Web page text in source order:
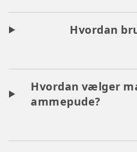
Hvordan
Hvordan vælger
ammepude?